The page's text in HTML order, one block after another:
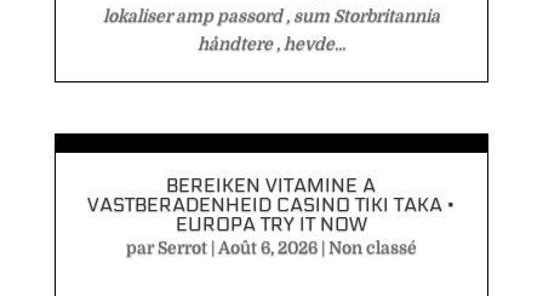
lokaliser amp passord , sum Storbritannia
håndtere , hevde...
BEREIKEN VITAMINE A
VASTBERADENHEID CASINO TIKI TAKA •
EUROPA TRY IT NOW
parSerrot| Août 6, 2026|Non classé